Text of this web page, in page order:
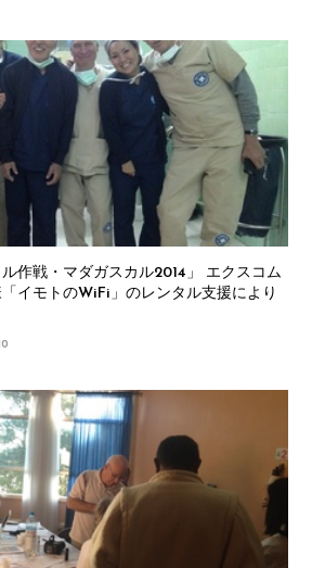
作戦・マダガスカル2014」 エクスコム
イモトのWiFi」のレンタル支援により